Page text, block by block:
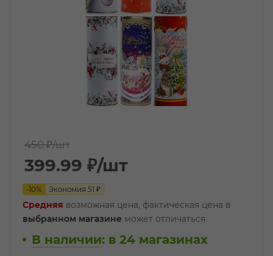
450 ₽/шт
399.99 ₽/шт
-10% Экономия 51 ₽
Средняя возможная цена, фактическая цена в
выбранном магазине может отличаться
В наличии: в 24 магазинах